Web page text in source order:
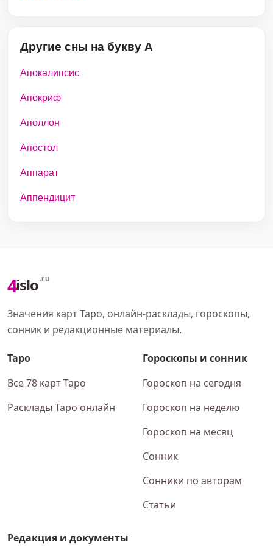
Другие сны на букву А
Апокалипсис
Апокриф
Аполлон
Апостол
Аппарат
Аппендицит
4islo .ru
Значения карт Таро, онлайн-расклады, гороскопы,
сонник и редакционные материалы.
Таро
Все 78 карт Таро
Расклады Таро онлайн
Гороскопы и сонник
Гороскоп на сегодня
Гороскоп на неделю
Гороскоп на месяц
Сонник
Сонники по авторам
Статьи
Редакция и документы